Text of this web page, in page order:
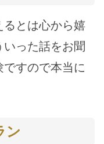
るとは心から嬉
った話をお聞
すので本当に
ン